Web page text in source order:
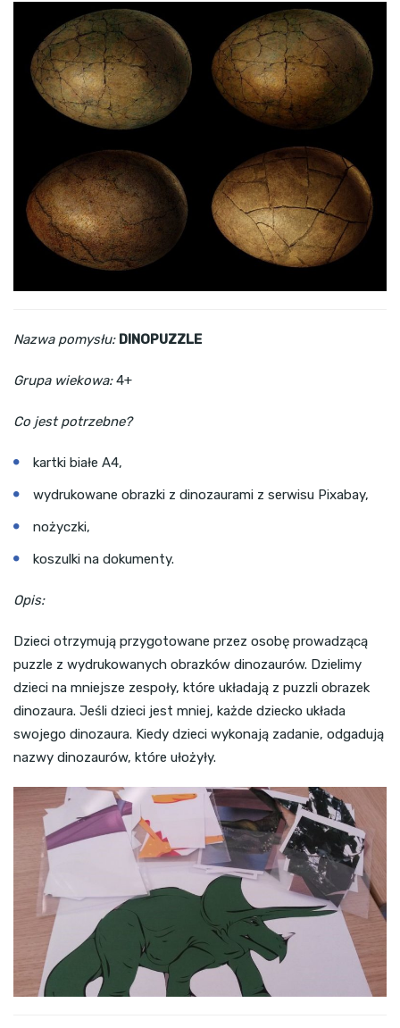
Nazwa pomysłu: DINOPUZZLE
Grupa wiekowa:4+
Co jest potrzebne?
kartki białe A4,
wydrukowane obrazki z dinozaurami z serwisu Pixabay,
nożyczki,
koszulki na dokumenty.
Opis:
Dzieci otrzymują przygotowane przez osobę prowadzącą
puzzle z wydrukowanych obrazków dinozaurów. Dzielimy
dzieci na mniejsze zespoły, które układają z puzzli obrazek
dinozaura. Jeśli dzieci jest mniej, każde dziecko układa
swojego dinozaura. Kiedy dzieci wykonają zadanie, odgadują
nazwy dinozaurów, które ułożyły.